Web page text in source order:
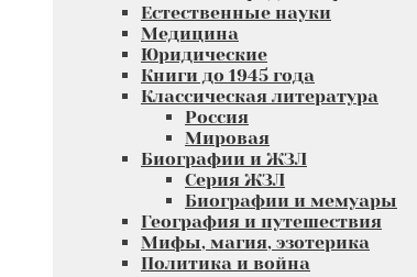
Естественные науки
Медицина
Юридические
Книги до 1945 года
Классическая литература
Россия
Мировая
Биографии и ЖЗЛ
Серия ЖЗЛ
Биографии и мемуары
География и путешествия
Мифы, магия, эзотерика
Политика и война